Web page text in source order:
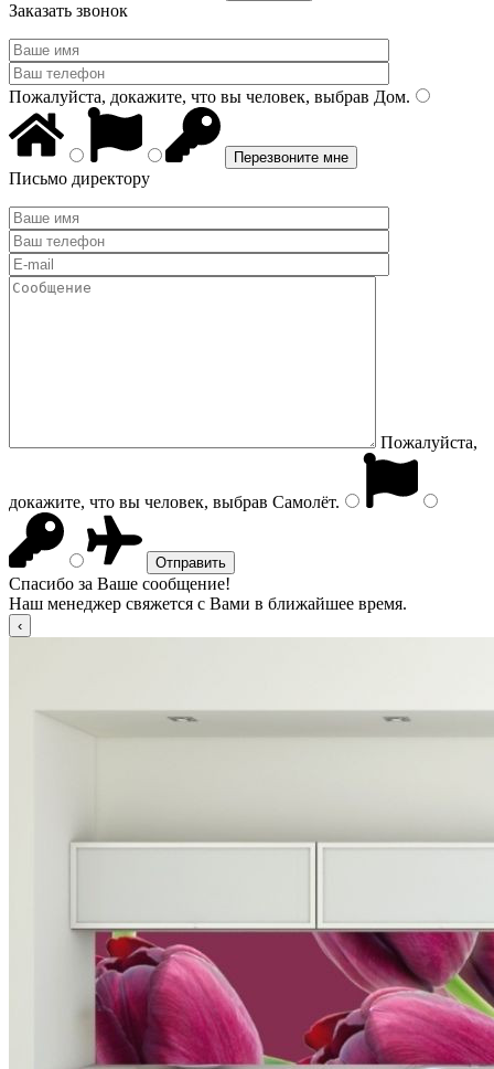
Заказать звонок
Пожалуйста, докажите, что вы человек, выбрав Дом.
Письмо директору
Пожалуйста,
докажите, что вы человек, выбрав Самолёт.
Спасибо за Ваше сообщение!
Наш менеджер свяжется с Вами в ближайшее время.